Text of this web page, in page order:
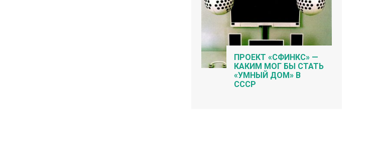
ПРОЕКТ «СФИНКС» —
КАКИМ МОГ БЫ СТАТЬ
«УМНЫЙ ДОМ» В
СССР